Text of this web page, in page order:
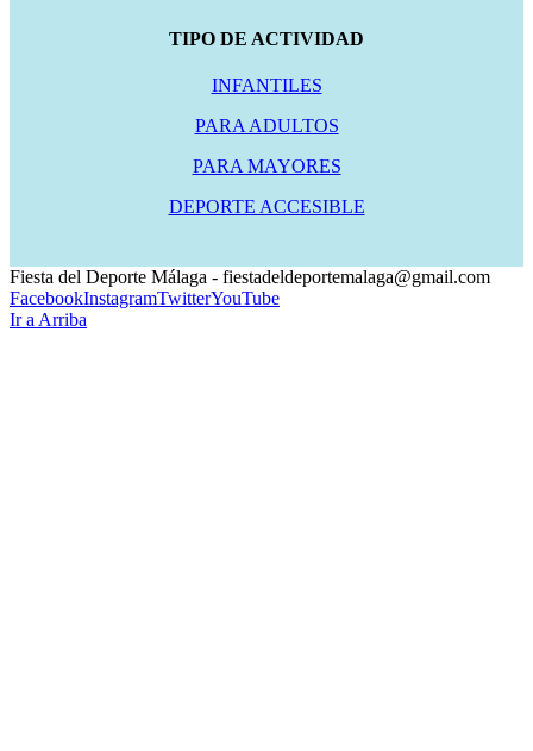
TIPO DE ACTIVIDAD
INFANTILES
PARA ADULTOS
PARA MAYORES
DEPORTE ACCESIBLE
Fiesta del Deporte Málaga - fiestadeldeportemalaga@gmail.com
FacebookInstagramTwitterYouTube
Ir a Arriba